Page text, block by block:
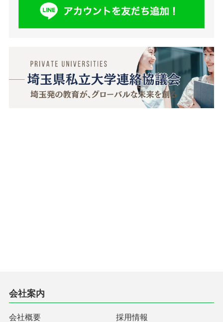
会社案内
会社概要 採用情報